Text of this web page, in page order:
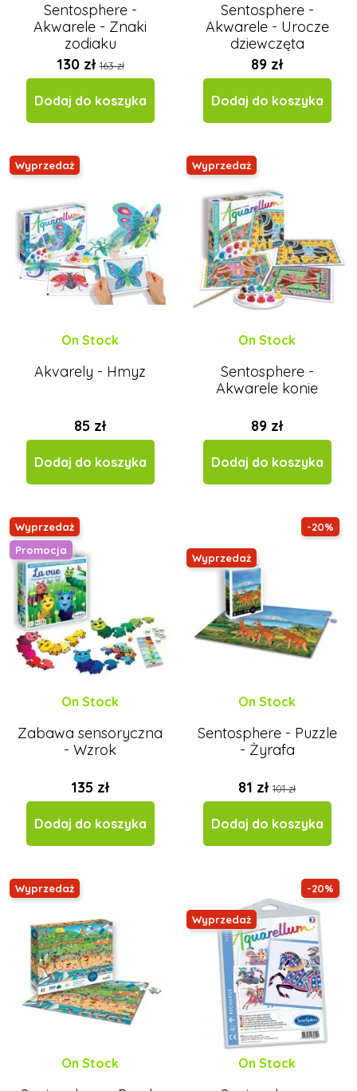
Sentosphere -
Akwarele - Znaki
zodiaku
130 zł163 zł
Dodaj do koszyka
Sentosphere -
Akwarele - Urocze
dziewczęta
89 zł
Dodaj do koszyka
Wyprzedaż
On Stock
Akvarely - Hmyz
85 zł
Dodaj do koszyka
Wyprzedaż
On Stock
Sentosphere -
Akwarele konie
89 zł
Dodaj do koszyka
Wyprzedaż
Promocja
On Stock
Zabawa sensoryczna
- Wzrok
135 zł
Dodaj do koszyka
-20%
Wyprzedaż
On Stock
Sentosphere - Puzzle
- Żyrafa
81 zł 101 zł
Dodaj do koszyka
Wyprzedaż
On Stock
-20%
Wyprzedaż
On Stock